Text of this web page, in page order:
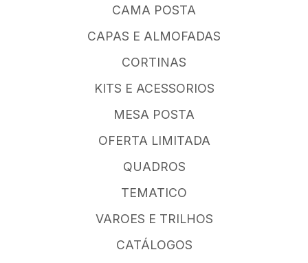
CAMA POSTA
CAPAS E ALMOFADAS
CORTINAS
KITS E ACESSORIOS
MESA POSTA
OFERTA LIMITADA
QUADROS
TEMATICO
VAROES E TRILHOS
CATÁLOGOS